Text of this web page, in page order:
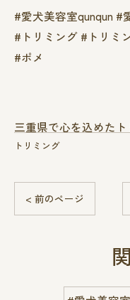
#愛犬美容室qunqun #
#トリミング #トリミ
#ポメ
三重県で心を込めた
トリミング
< 前のページ